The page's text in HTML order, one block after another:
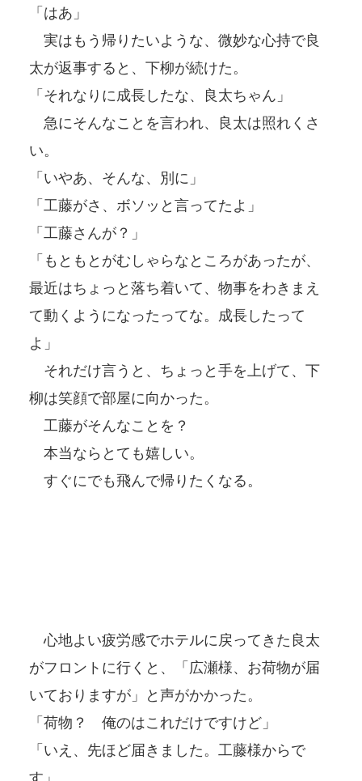
「はあ」
実はもう帰りたいような、微妙な心持で良
太が返事すると、下柳が続けた。
「それなりに成長したな、良太ちゃん」
急にそんなことを言われ、良太は照れくさ
い。
「いやあ、そんな、別に」
「工藤がさ、ボソッと言ってたよ」
「工藤さんが？」
「もともとがむしゃらなところがあったが、
最近はちょっと落ち着いて、物事をわきまえ
て動くようになったってな。成長したって
よ」
それだけ言うと、ちょっと手を上げて、下
柳は笑顔で部屋に向かった。
工藤がそんなことを？
本当ならとても嬉しい。
すぐにでも飛んで帰りたくなる。
心地よい疲労感でホテルに戻ってきた良太
がフロントに行くと、「広瀬様、お荷物が届
いておりますが」と声がかかった。
「荷物？ 俺のはこれだけですけど」
「いえ、先ほど届きました。工藤様からで
す」